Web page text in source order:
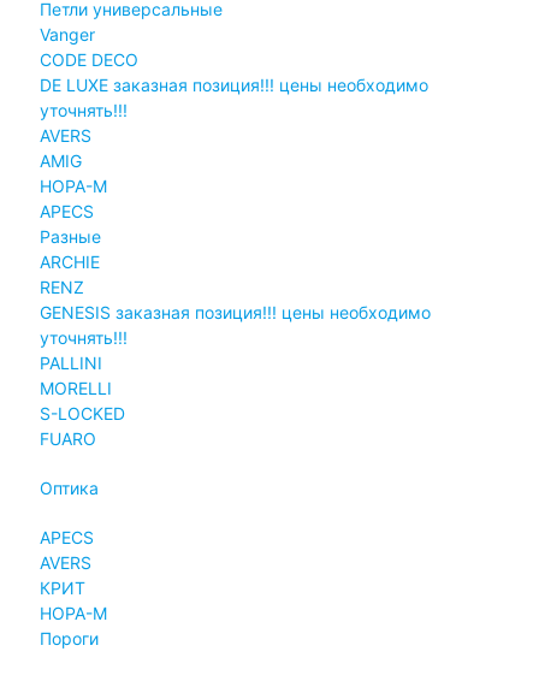
Петли универсальные
Vanger
CODE DECO
DE LUXE заказная позиция!!! цены необходимо
уточнять!!!
AVERS
AMIG
НОРА-М
APECS
Разные
ARCHIE
RENZ
GENESIS заказная позиция!!! цены необходимо
уточнять!!!
PALLINI
MORELLI
S-LOCKED
FUARO
Оптика
APECS
AVERS
КРИТ
НОРА-М
Пороги